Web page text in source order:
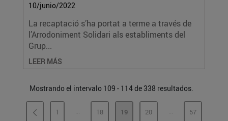
10/junio/2022
La recaptació s’ha portat a terme a través de
l’Arrodoniment Solidari als establiments del
Grup...
LEER MÁS
Mostrando el intervalo 109 - 114 de 338 resultados.
PÁGINA
1 ...PÁGINAS INTERMEDIAS
PÁGINA
18 PÁGINA
19 PÁGINA
20 ...PÁGINASPÁGINA
57